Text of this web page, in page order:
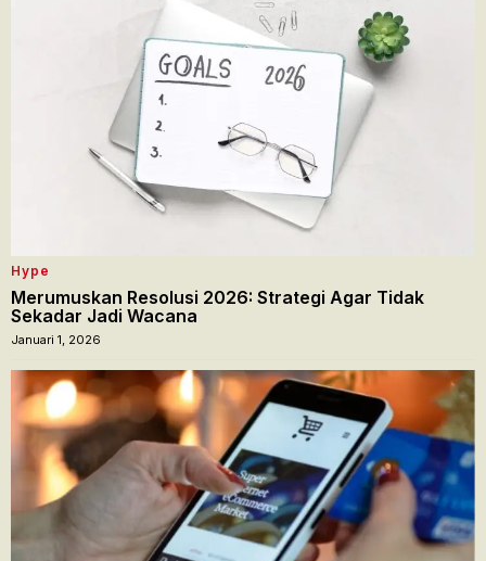
Hype
Merumuskan Resolusi 2026: Strategi Agar Tidak
Sekadar Jadi Wacana
Januari 1, 2026